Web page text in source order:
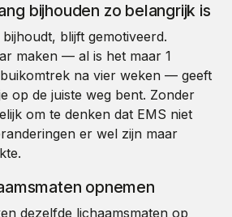
bijhouden zo belangrijk is
blijft gemotiveerd.
maken — al is het maar 1
na vier weken — geeft
op de juiste weg bent. Zonder
om te denken dat EMS niet
er wel zijn maar
opnemen
dezelfde lichaamsmaten op